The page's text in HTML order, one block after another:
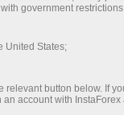
government
United States;
relevant button below. If
account with InstaForex